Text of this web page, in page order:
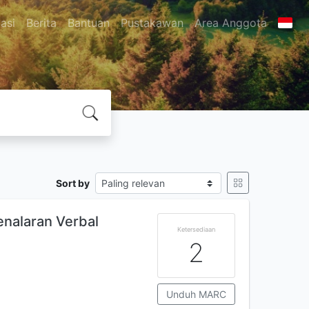
Berita Bantuan Pustakawan Area Anggota
Sort by
Verbal Ketersediaan
2
Unduh MARC